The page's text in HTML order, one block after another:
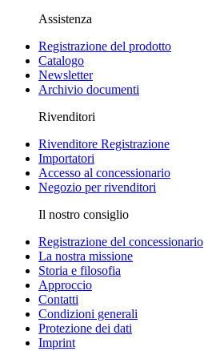
Assistenza
Registrazione del prodotto
Catalogo
Newsletter
Archivio documenti
Rivenditori
Rivenditore Registrazione
Importatori
Accesso al concessionario
Negozio per rivenditori
Il nostro consiglio
Registrazione del concessionario
La nostra missione
Storia e filosofia
Approccio
Contatti
Condizioni generali
Protezione dei dati
Imprint